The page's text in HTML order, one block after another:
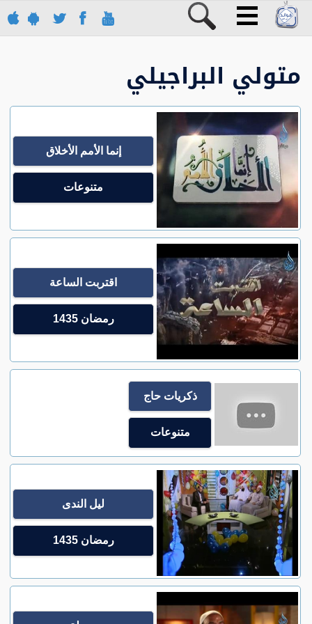
متولي البراجيلي
إنما الأمم الأخلاق
متنوعات
اقتربت الساعة
رمضان 1435
ذكريات حاج
متنوعات
ليل الندى
رمضان 1435